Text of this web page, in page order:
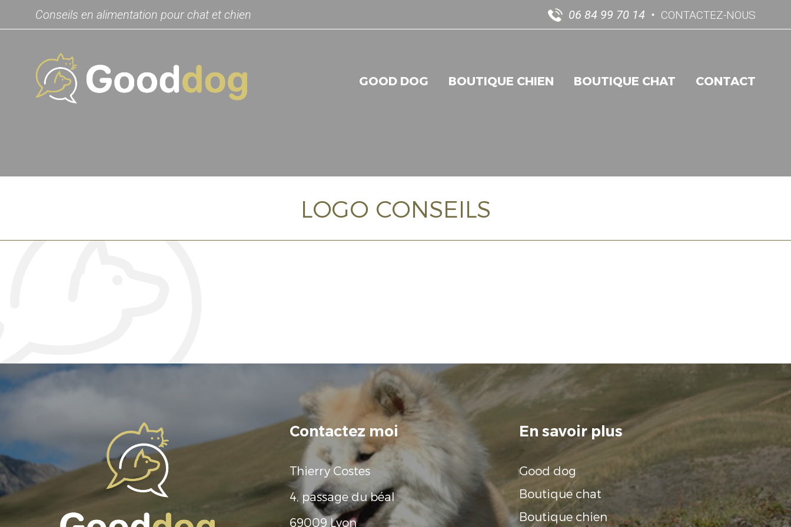
Conseils en alimentation pour chat et chien 06 84 99 70 14 CONTACTEZ-NOUS
GOOD DOG BOUTIQUE CHIEN BOUTIQUE CHAT CONTACT
LOGO CONSEILS
Contactez moi
Thierry Costes
4, passage du béal
69009 Lyon
En savoir plus
Good dog
Boutique chat
Boutique chien